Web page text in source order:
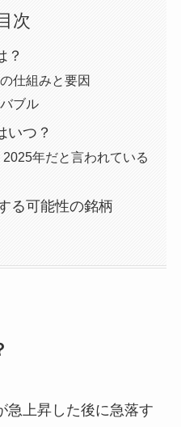
次
？
仕組みと要因
ブル
いつ？
年だと言われている
る可能性の銘柄
急上昇した後に急落す